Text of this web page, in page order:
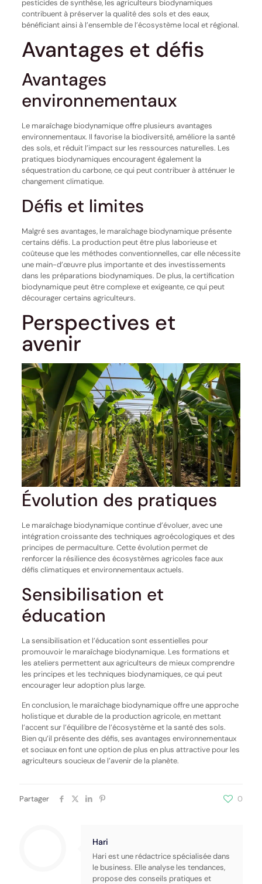
pesticides de synthèse, les agriculteurs biodynamiques
contribuent à préserver la qualité des sols et des eaux,
bénéficiant ainsi à l’ensemble de l’écosystème local et régional.
Avantages et défis
Avantages
environnementaux
Le maraîchage biodynamique offre plusieurs avantages
environnementaux. Il favorise la biodiversité, améliore la santé
des sols, et réduit l’impact sur les ressources naturelles. Les
pratiques biodynamiques encouragent également la
séquestration du carbone, ce qui peut contribuer à atténuer le
changement climatique.
Défis et limites
Malgré ses avantages, le maraîchage biodynamique présente
certains défis. La production peut être plus laborieuse et
coûteuse que les méthodes conventionnelles, car elle nécessite
une main-d’œuvre plus importante et des investissements
dans les préparations biodynamiques. De plus, la certification
biodynamique peut être complexe et exigeante, ce qui peut
décourager certains agriculteurs.
Perspectives et
avenir
Évolution des pratiques
Le maraîchage biodynamique continue d’évoluer, avec une
intégration croissante des techniques agroécologiques et des
principes de permaculture. Cette évolution permet de
renforcer la résilience des écosystèmes agricoles face aux
défis climatiques et environnementaux actuels.
Sensibilisation et
éducation
La sensibilisation et l’éducation sont essentielles pour
promouvoir le maraîchage biodynamique. Les formations et
les ateliers permettent aux agriculteurs de mieux comprendre
les principes et les techniques biodynamiques, ce qui peut
encourager leur adoption plus large.
En conclusion, le maraîchage biodynamique offre une approche
holistique et durable de la production agricole, en mettant
l’accent sur l’équilibre de l’écosystème et la santé des sols.
Bien qu’il présente des défis, ses avantages environnementaux
et sociaux en font une option de plus en plus attractive pour les
agriculteurs soucieux de l’avenir de la planète.
Partager 0
Hari
Hari est une rédactrice spécialisée dans
le business. Elle analyse les tendances,
propose des conseils pratiques et